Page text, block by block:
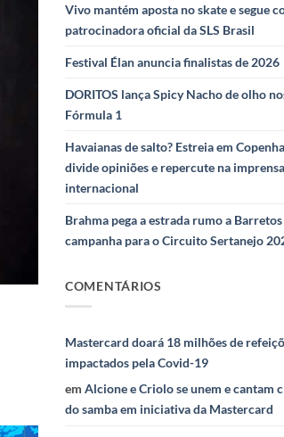
Vivo mantém aposta no skate e segue
patrocinadora oficial da SLS Brasil
Festival Élan anuncia finalistas de 2026
DORITOS lança Spicy Nacho de olho
Fórmula 1
Havaianas de salto? Estreia em
divide opiniões e repercute na imprensa
internacional
Brahma pega a estrada rumo a Barretos
campanha para o Circuito Sertanejo
COMENTÁRIOS
Mastercard doará 18 milhões de
impactados pela Covid-19
em Alcione e Criolo se unem e cantam
do samba em iniciativa da Mastercard